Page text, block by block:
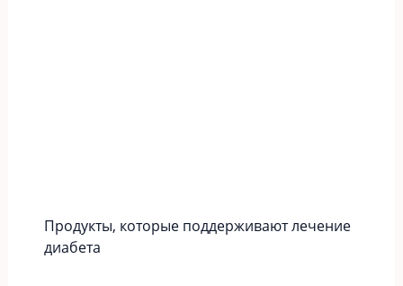
Продукты, которые поддерживают лечение
диабета